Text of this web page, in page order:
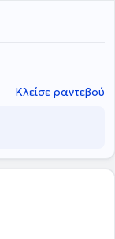
Κλείσε ραντεβού